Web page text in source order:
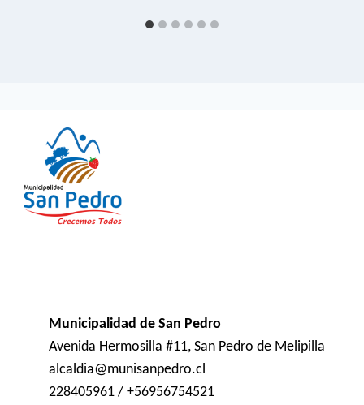
Municipalidad de San Pedro
Avenida Hermosilla #11, San Pedro de Melipilla
alcaldia@munisanpedro.cl
228405961 / +56956754521